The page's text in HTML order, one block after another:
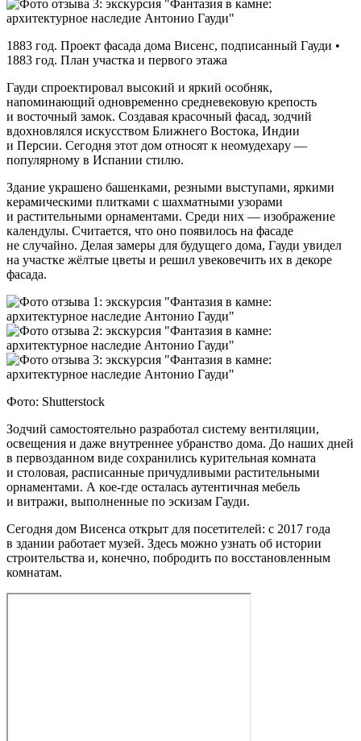
1883 год. Проект фасада дома Висенс, подписанный Гауди •
1883 год. План участка и первого этажа
Гауди спроектировал высокий и яркий особняк,
напоминающий одновременно средневековую крепость
и восточный замок. Создавая красочный фасад, зодчий
вдохновлялся искусством Ближнего Востока, Индии
и Персии. Сегодня этот дом относят к неомудехару —
популярному в Испании стилю.
Здание украшено башенками, резными выступами, яркими
керамическими плитками с шахматными узорами
и растительными орнаментами. Среди них — изображение
календулы. Считается, что оно появилось на фасаде
не случайно. Делая замеры для будущего дома, Гауди увидел
на участке жёлтые цветы и решил увековечить их в декоре
фасада.
Фото: Shutterstock
Зодчий самостоятельно разработал систему вентиляции,
освещения и даже внутреннее убранство дома. До наших дней
в первозданном виде сохранились курительная комната
и столовая, расписанные причудливыми растительными
орнаментами. А кое‑где осталась аутентичная мебель
и витражи, выполненные по эскизам Гауди.
Сегодня дом Висенса открыт для посетителей: с 2017 года
в здании работает музей. Здесь можно узнать об истории
строительства и, конечно, побродить по восстановленным
комнатам.